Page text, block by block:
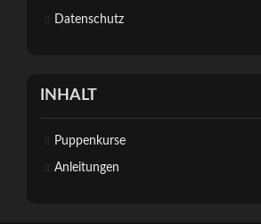
Datenschutz
INHALT
Puppenkurse
Anleitungen